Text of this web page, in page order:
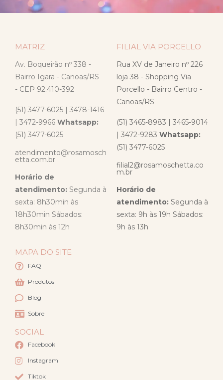
MATRIZ
Av. Boqueirão nº 338 -
Bairro Igara - Canoas/RS
- CEP 92.410-392
(51) 3477-6025 | 3478-1416
| 3472-9966 Whatsapp:
(51) 3477-6025
atendimento@rosamosch
etta.com.br
Horário de
atendimento: Segunda à
sexta: 8h30min às
18h30min Sábados:
8h30min às 12h
FILIAL VIA PORCELLO
Rua XV de Janeiro nº 226
loja 38 - Shopping Via
Porcello - Bairro Centro -
Canoas/RS
(51) 3465-8983 | 3465-9014
| 3472-9283 Whatsapp:
(51) 3477-6025
filial2@rosamoschetta.co
m.br
Horário de
atendimento: Segunda à
sexta: 9h às 19h Sábados:
9h às 13h
MAPA DO SITE
FAQ
Produtos
Blog
Sobre
SOCIAL
Facebook
Instagram
Tiktok